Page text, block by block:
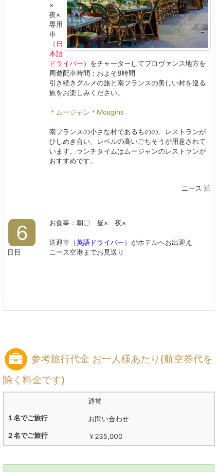
×
夜×
専用
車
（ 日
本語
ドライバー）をチャーターしてプロヴァンス地方を
周遊配車時間：およそ8時間
引き続きグルメの旅と南フランスの美しい村を巡る
旅をお楽しみください。
＊ムージャン＊Mougins
南フランスの小さな村であるものの、レストランが
ひしめき合い、レベルの高いごちそうが用意されて
います。ランチタイムはムージャンのレストランが
おすすめです。
ニース 泊
6
日目
お食事：朝〇 昼× 夜×
送迎車（英語ドライバー）がホテルへお出迎え
ニース空港までお見送り
参考旅行代金 お一人様あたり(航空券代を
除く料金です)
通常
お問い合わせ
￥235,000